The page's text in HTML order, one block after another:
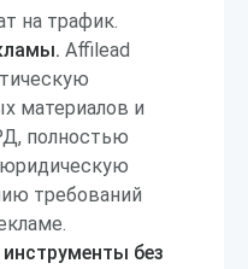
на трафик.
Affilead
материалов и
полностью
требований
без